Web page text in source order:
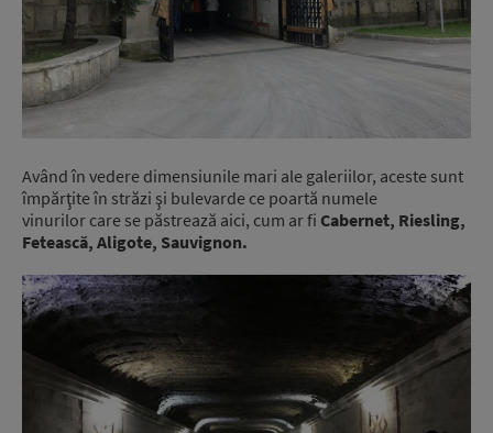
Având în vedere dimensiunile mari ale galeriilor, aceste sunt
împărţite în străzi şi bulevarde ce poartă numele
vinurilor care se păstrează aici, cum ar fi Cabernet, Riesling,
Fetească, Aligote, Sauvignon.